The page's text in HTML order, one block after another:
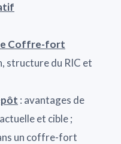
Coffre-fort
structure du RIC et
: avantages de
et cible ;
un coffre-fort